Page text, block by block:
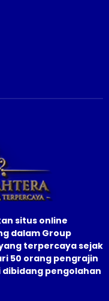
situs online
dalam Group
terpercaya sejak
50 orang pengrajin
pengolahan